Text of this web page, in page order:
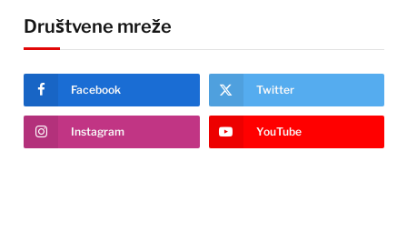
Društvene mreže
Facebook Twitter
Instagram YouTube